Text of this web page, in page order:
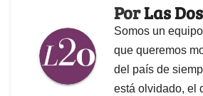
PorLas
Somos un
que queremos
del país de
está olvidado, el